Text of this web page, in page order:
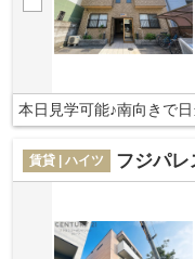
本日見学可能♪南向きで
賃貸 | ハイツ フジパ